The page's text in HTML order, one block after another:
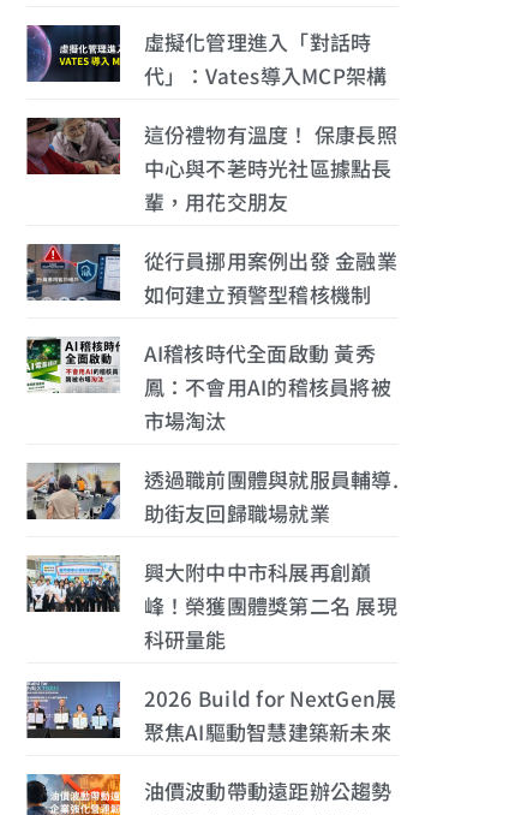
虛擬化管理進入「對話時
代」：Vates導入MCP架構
這份禮物有溫度！ 保康長照
中心與不荖時光社區據點長
輩，用花交朋友
從行員挪用案例出發 金融業
如何建立預警型稽核機制
AI稽核時代全面啟動 黃秀
鳳：不會用AI的稽核員將被
市場淘汰
透過職前團體與就服員輔導.
助街友回歸職場就業
興大附中中市科展再創巔
峰！榮獲團體獎第二名 展現
科研量能
2026 Build for NextGen展
聚焦AI驅動智慧建築新未來
油價波動帶動遠距辦公趨勢